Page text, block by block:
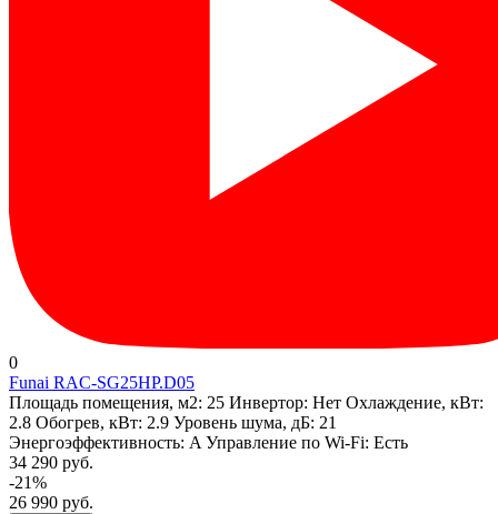
0
Funai RAC-SG25HP.D05
Площадь помещения, м2: 25 Инвертор: Нет Охлаждение, кВт:
2.8 Обогрев, кВт: 2.9 Уровень шума, дБ: 21
Энергоэффективность: A Управление по Wi-Fi: Есть
34 290 руб.
-21%
26 990 руб.